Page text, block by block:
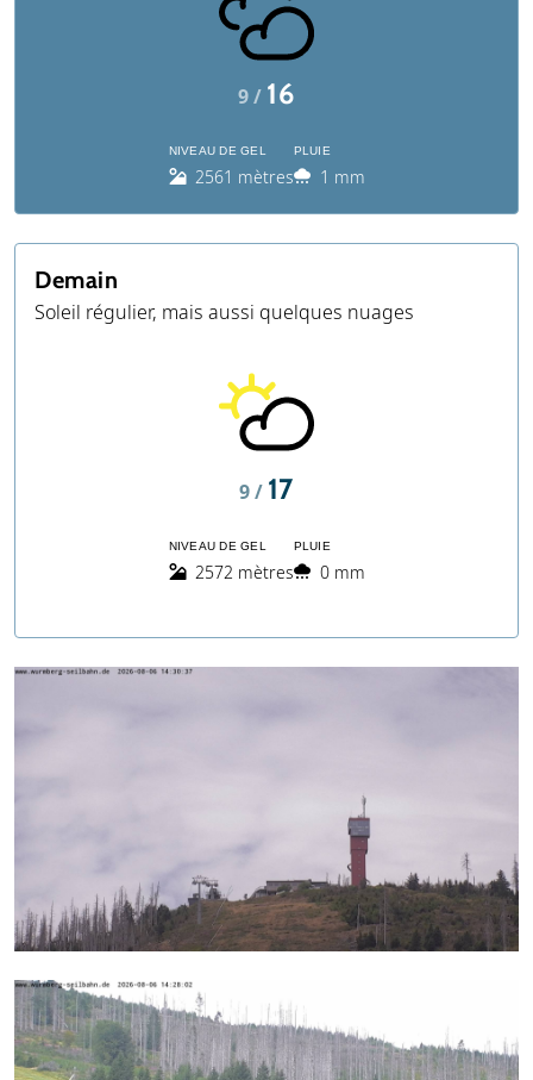
9 / 16
NIVEAU DE GEL
2561 mètres
PLUIE
1 mm
Demain
Soleil régulier, mais aussi quelques nuages
9 / 17
NIVEAU DE GEL
2572 mètres
PLUIE
0 mm